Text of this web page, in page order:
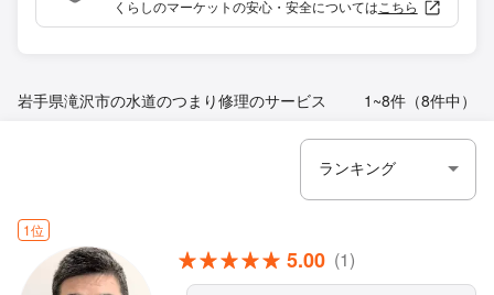
くらしのマーケットの安心・安全については こちら
岩手県滝沢市の水道のつまり修理のサービス 1~8件（8件中）
1位
5.00 (1)